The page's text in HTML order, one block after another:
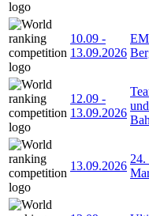
10.09 -
13.09.2026
12.09 -
13.09.2026
13.09.2026
24.